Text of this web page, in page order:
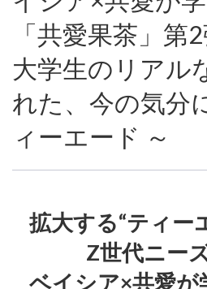
「共愛果茶」
大学生のリアル
れた、今の気分
ィーエード ～
拡大する“ティー
Z世代ニー
ベイシア×共愛が